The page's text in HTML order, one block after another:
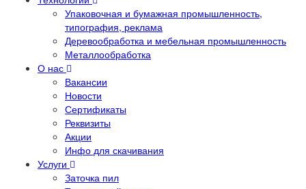
Упаковочная и бумажная промышленность,
типография, реклама
Деревообработка и мебельная промышленность
Металлообработка
О нас
Вакансии
Новости
Сертификаты
Реквизиты
Акции
Инфо для скачивания
Услуги
Заточка пил